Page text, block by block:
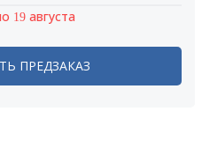
19 августа
ПРЕДЗАКАЗ